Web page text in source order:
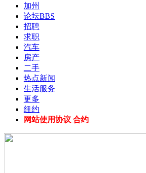
加州
论坛BBS
招聘
求职
汽车
房产
二手
热点新闻
生活服务
更多
纽约
网站使用协议 合约